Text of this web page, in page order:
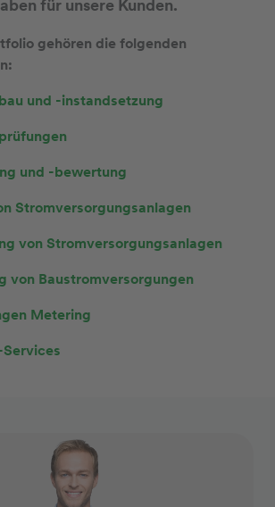
für unsere Kunden.
gehören die folgenden
und -instandsetzung
und -bewertung
Stromversorgungsanlagen
von Stromversorgungsanlagen
von Baustromversorgungen
Metering